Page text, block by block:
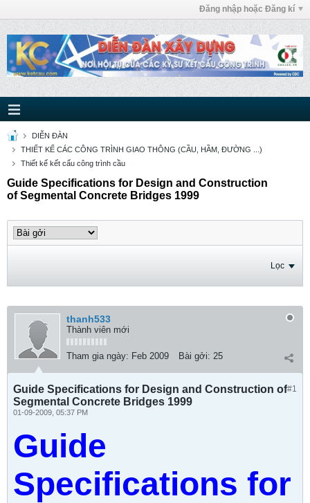
Đăng nhập hoặc Đăng kí
DIỄN ĐÀN
THIẾT KẾ CÁC CÔNG TRÌNH GIAO THÔNG (CẦU, HẦM, ĐƯỜNG ...)
Thiết kế kết cấu công trình cầu
Guide Specifications for Design and Construction
of Segmental Concrete Bridges 1999
Lọc
thanh533
Thành viên mới
Tham gia ngày: Feb 2009 Bài gởi: 25
#1
Guide Specifications for Design and Construction of
Segmental Concrete Bridges 1999
01-09-2009, 05:37 PM
Guide
Specifications for